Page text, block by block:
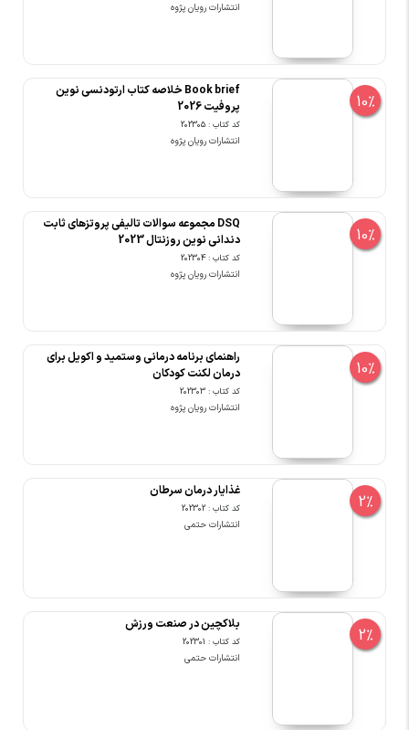
انتشارات رویان پژوه
10%
Book brief خلاصه کتاب ارتودنسی نوین
پروفیت 2026
کد کتاب : 202305
انتشارات رویان پژوه
10%
DSQ مجموعه سوالات تالیفی پروتزهای ثابت
دندانی نوین روزنتال 2023
کد کتاب : 202304
انتشارات رویان پژوه
10%
راهنمای برنامه درمانی وستمید و اکویل برای
درمان لکنت کودکان
کد کتاب : 202303
انتشارات رویان پژوه
2%
غذایار درمان سرطان
کد کتاب : 202302
انتشارات حتمی
2%
بلاکچین در صنعت ورزش
کد کتاب : 202301
انتشارات حتمی